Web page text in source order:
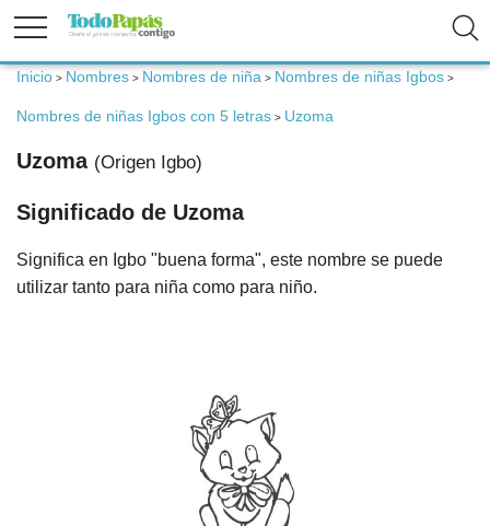
Fertilidad
Bebé
Niños
Inicio > Nombres > Nombres de niña > Nombres de niñas Igbos >
Nombres de niñas Igbos con 5 letras > Uzoma
Uzoma (Origen Igbo)
Significado de Uzoma
Significa en Igbo "buena forma", este nombre se puede
utilizar tanto para niña como para niño.